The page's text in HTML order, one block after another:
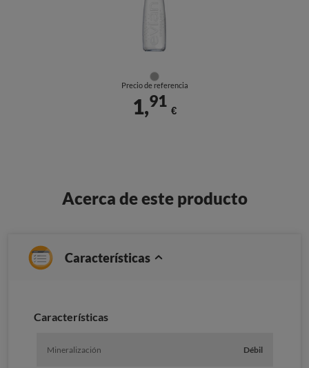
Precio de referencia
1,91
€
Acerca de este producto
Características
Caracterí­sticas
Mineralización Débil